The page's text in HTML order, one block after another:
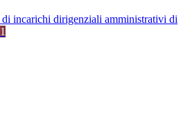
incarichi dirigenziali amministrativi di
1